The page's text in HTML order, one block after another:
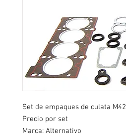
Set de empaques de culata M42
Precio por set
Marca: Alternativo